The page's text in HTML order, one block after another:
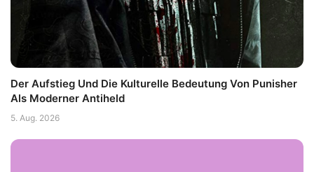
Der Aufstieg Und Die Kulturelle Bedeutung Von Punisher
Als Moderner Antiheld
5. Aug. 2026